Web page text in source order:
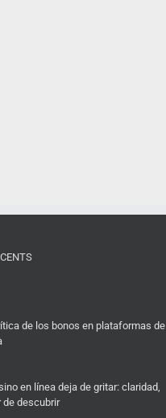
de los bonos en plataformas de
en línea deja de gritar: claridad,
de descubrir